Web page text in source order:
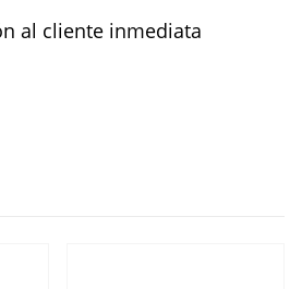
al cliente inmediata